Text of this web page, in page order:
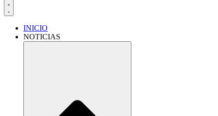
INICIO
NOTICIAS